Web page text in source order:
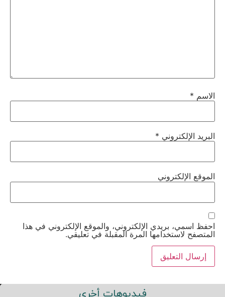
الاسم *
البريد الإلكتروني *
الموقع الإلكتروني
احفظ اسمي، بريدي الإلكتروني، والموقع الإلكتروني في هذا
المتصفح لاستخدامها المرة المقبلة في تعليقي.
فيديوهات أخرى